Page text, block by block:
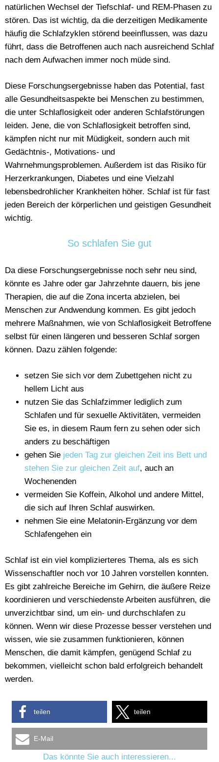
natürlichen Wechsel der Tiefschlaf- und REM-Phasen zu
stören. Das ist wichtig, da die derzeitigen Medikamente
häufig die Schlafzyklen störend beeinflussen, was dazu
führt, dass die Betroffenen auch nach ausreichend Schlaf
nach dem Aufwachen immer noch müde sind.
Diese Forschungsergebnisse haben das Potential, fast
alle Gesundheitsaspekte bei Menschen zu bestimmen,
die unter Schlaflosigkeit oder anderen Schlafstörungen
leiden. Jene, die von Schlaflosigkeit betroffen sind,
kämpfen nicht nur mit Müdigkeit, sondern auch mit
Gedächtnis-, Motivations- und
Wahrnehmungsproblemen. Außerdem ist das Risiko für
Herzerkrankungen, Diabetes und eine Vielzahl
lebensbedrohlicher Krankheiten höher. Schlaf ist für fast
jeden Bereich der körperlichen und geistigen Gesundheit
wichtig.
So schlafen Sie gut
Da diese Forschungsergebnisse noch sehr neu sind,
könnte es Jahre oder gar Jahrzehnte dauern, bis jene
Therapien, die auf die Zona incerta abzielen, bei
Menschen zur Andwendung kommen. Es gibt jedoch
mehrere Maßnahmen, wie von Schlaflosigkeit Betroffene
selbst für einen längeren und besseren Schlaf sorgen
können. Dazu zählen folgende:
setzen Sie sich vor dem Zubettgehen nicht zu
hellem Licht aus
nutzen Sie das Schlafzimmer lediglich zum
Schlafen und für sexuelle Aktivitäten, vermeiden
Sie es, in diesem Raum fern zu sehen oder sich
anders zu beschäftigen
gehen Sie jeden Tag zur gleichen Zeit ins Bett und
stehen Sie zur gleichen Zeit auf, auch an
Wochenenden
vermeiden Sie Koffein, Alkohol und andere Mittel,
die sich auf Ihren Schlaf auswirken.
nehmen Sie eine Melatonin-Ergänzung vor dem
Schlafengehen ein
Schlaf ist ein viel komplizierteres Thema, als es sich
Wissenschaftler noch vor 10 Jahren vorstellen konnten.
Es gibt zahlreiche Bereiche im Gehirn, die äußere Reize
koordinieren und verschiedenste Arbeiten ausführen, die
unverzichtbar sind, um ein- und durchschlafen zu
können. Wenn wir diese Prozesse besser verstehen und
wissen, wie sie zusammen funktionieren, können
Menschen, die damit kämpfen, genügend Schlaf zu
bekommen, vielleicht schon bald erfolgreich behandelt
werden.
teilen teilen
E-Mail
Das könnte Sie auch interessieren...